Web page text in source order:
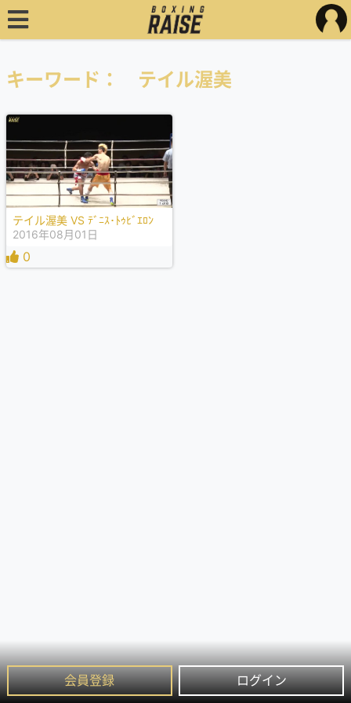
会員登録 ログイン
キーワード： テイル渥美
テイル渥美 VS ﾃﾞﾆｽ･ﾄｩﾋﾞｴﾛﾝ
2016年08月01日
0